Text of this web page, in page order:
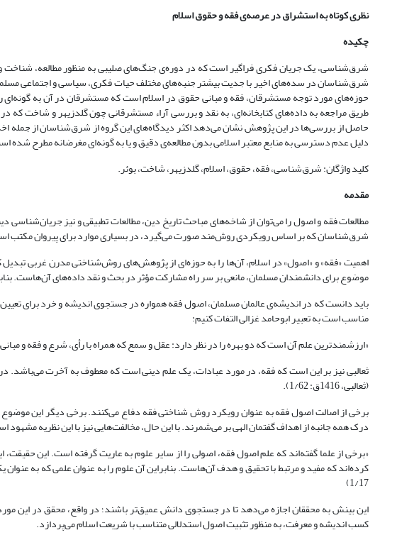
نظری کوتاه به استشراق در عرصه‌ی فقه و حقوق اسلام
چکیده
شرق‌شناسی، یک جریان فکری فراگیر است که در دوره‌ی جنگ‌های صلیبی به منظور مطالعه، شناخت
شرق‌شناسان در سده‌های اخیر با جدیت بیشتر جنبه‌های مختلف حیات فکری، سیاسی و اجتماعی
حوزه‌های مورد توجه مستشرقان، فقه و مبانی حقوق در اسلام است که مستشرقان در آن به گونه‌ای
طریق مراجعه به داده‌های کتابخانه‌ای، به نقد و بررسی آراء مستشرقانی چون گلدزیهر و شاخت که
حاصل از بررسی‌ها در این پژوهش نشان می‌دهد اکثر دیدگاه‌های این گروه از شرق‌شناسان از جمله
دلیل عدم دسترسی به منابع معتبر اسلامی بدون مطالعه‌ی دقیق و یا به گونه‌ای مغرضانه مطرح شده
کلید واژگان: شرق‌شناسی، فقه، حقوق، اسلام، گلدزیهر، شاخت، بوئر.
مقدمه
مطالعات فقه و اصول را می‌توان از شاخه‌های مباحث تاریخ دین، مطالعات تطبیقی و نیز
شرق‌شناسان که بر اساس رویکردی روش‌مند صورت می‌گیرد، در بسیاری موارد برای پیروان مکتب
اهمیت «فقه» و «اصول» در اسلام، آن‌ها را به حوزه‌ای از پژوهش‌های روش‌شناختی مدرن غربی
موضوع برای دانشمندان مسلمان، مانعی بر سر راه مشارکت مؤثر در بحث و نقد داده‌های آن‌هاست.
باید دانست که در اندیشه‌ی عالمان مسلمان، اصول فقه همواره در جستجوی اندیشه و خرد برای
مناسب است به تعبیر ابوحامد غزالی التفات کنیم:
«ارزشمندترین علم آن است که دو بهره را در نظر دارد: عقل و سمع که همراه با رأی، شرع و فقه و مبانی آن
ثعالبی نیز بر این است که فقه، در مورد عبادات، یک علم دینی است که معطوف به آخرت می‌باشد.
(ثعالبی، 1416ق: 1/62).
برخی از اصالت اصول فقه به عنوان رویکرد روش شناختی فقه دفاع می‌کنند. برخی دیگر این
درک همه جانبه از اهداف گفتمان الهی بر می‌شمرند. با این حال، مخالفت‌هایی نیز با این نظریه مشهود
«برخی از علما گفته‌اند که علم اصول فقه، اصولی را از سایر علوم به عاریت گرفته است. این
1/17)
این بینش به محققان اجازه می‌دهد تا در جستجوی دانش عمیق‌تر باشند؛ در واقع، محقق در این
کسب اندیشه و معرفت، به منظور تثبیت اصول استدلالی متناسب با شریعت اسلام می‌پردازد.